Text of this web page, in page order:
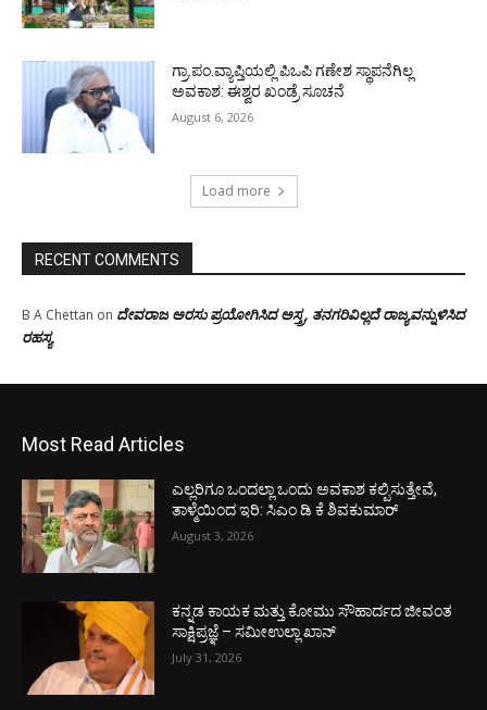
ಗ್ರಾ.ಪಂ.ವ್ಯಾಪ್ತಿಯಲ್ಲಿ ಪಿಒಪಿ ಗಣೇಶ ಸ್ಥಾಪನೆಗಿಲ್ಲ
ಅವಕಾಶ: ಈಶ್ವರ ಖಂಡ್ರೆ ಸೂಚನೆ
August 6, 2026
Load more
RECENT COMMENTS
B A Chettan on ದೇವರಾಜ ಅರಸು ಪ್ರಯೋಗಿಸಿದ ಅಸ್ತ್ರ, ತನಗರಿವಿಲ್ಲದೆ ರಾಜ್ಯವನ್ನುಳಿಸಿದ
ರಹಸ್ಯ
Most Read Articles
ಎಲ್ಲರಿಗೂ ಒಂದಲ್ಲಾ ಒಂದು ಅವಕಾಶ ಕಲ್ಪಿಸುತ್ತೇವೆ,
ತಾಳ್ಮೆಯಿಂದ ಇರಿ: ಸಿಎಂ ಡಿ ಕೆ ಶಿವಕುಮಾರ್
August 3, 2026
ಕನ್ನಡ ಕಾಯಕ ಮತ್ತು ಕೋಮು ಸೌಹಾರ್ದದ ಜೀವಂತ
ಸಾಕ್ಷಿಪ್ರಜ್ಞೆ – ಸಮೀಉಲ್ಲಾ ಖಾನ್
July 31, 2026